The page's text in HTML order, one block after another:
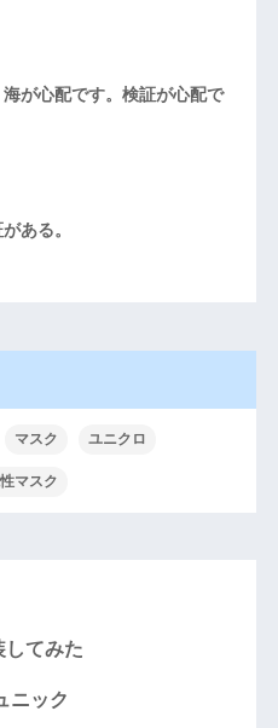
が心配です。検証が心配で
ある。
マスク ユニクロ
マスク
てみた
ニック